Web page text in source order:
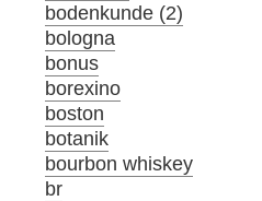
bodenkunde (2)
bologna
bonus
borexino
boston
botanik
bourbon whiskey
br